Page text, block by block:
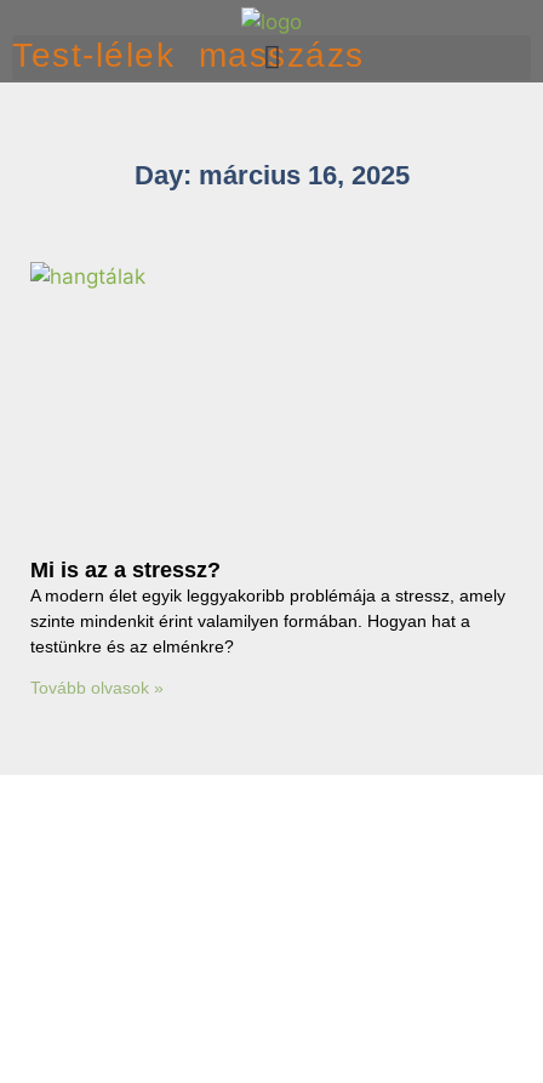
Test-lélek masszázs
Day: március 16, 2025
Mi is az a stressz?
A modern élet egyik leggyakoribb problémája a stressz, amely
szinte mindenkit érint valamilyen formában. Hogyan hat a
testünkre és az elménkre?
Tovább olvasok »